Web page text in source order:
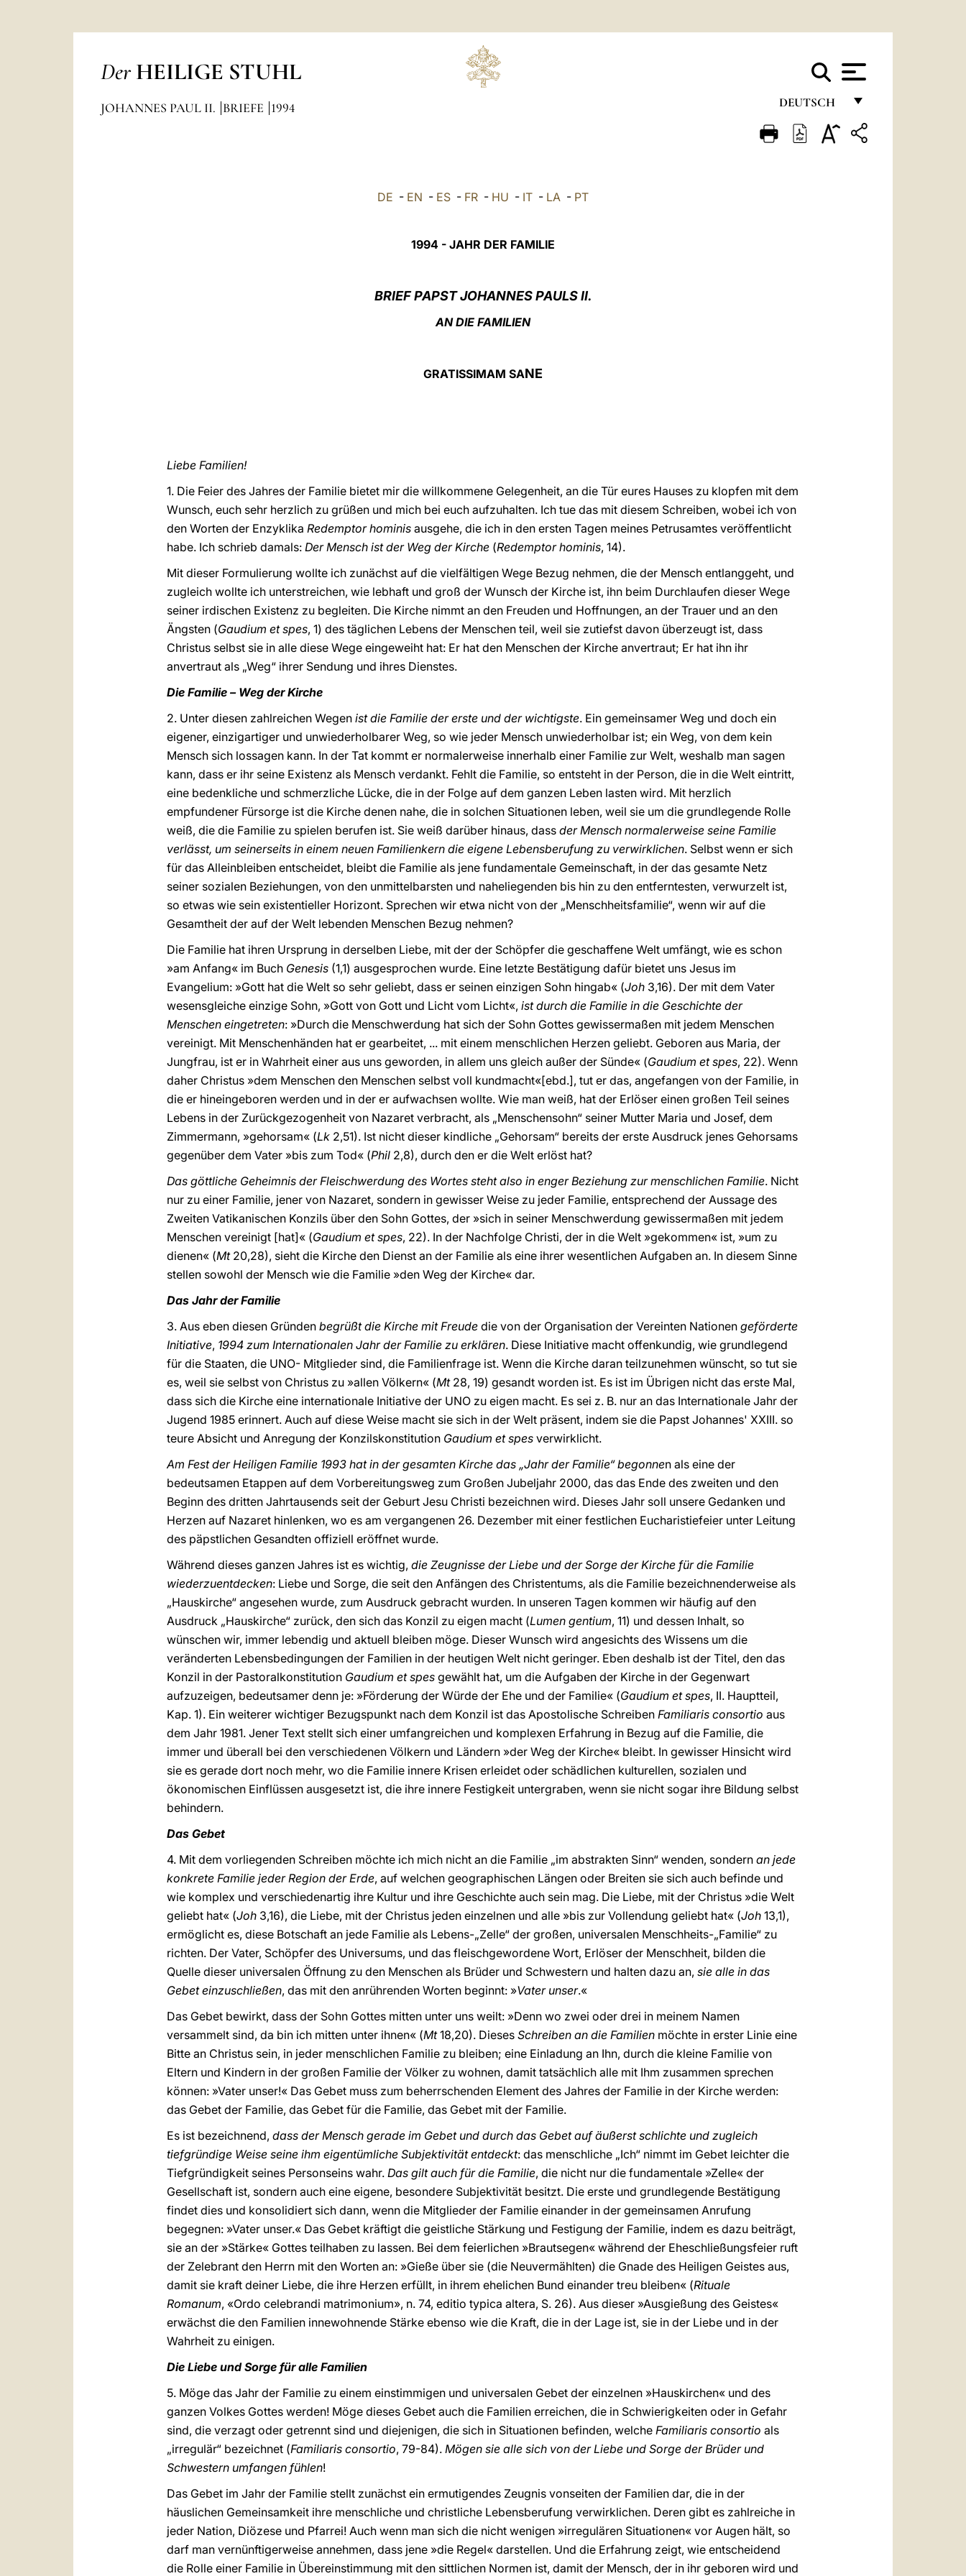
Der HEILIGE STUHL
DEUTSCH
FRANÇAIS
JOHANNES PAUL II. BRIEFE 1994
DE - EN - ES - FR - HU - IT - LA - PT
1994 - JAHR DER FAMILIE
BRIEF PAPST JOHANNES PAULS II.
AN DIE FAMILIEN
GRATISSIMAM SANE
Liebe Familien!
1. Die Feier des Jahres der Familie bietet mir die willkommene Gelegenheit, an die Tür eures Hauses zu klopfen mit dem
Wunsch, euch sehr herzlich zu grüßen und mich bei euch aufzuhalten. Ich tue das mit diesem Schreiben, wobei ich von
den Worten der Enzyklika Redemptor hominis ausgehe, die ich in den ersten Tagen meines Petrusamtes veröffentlicht
habe. Ich schrieb damals: Der Mensch ist der Weg der Kirche (Redemptor hominis, 14).
Mit dieser Formulierung wollte ich zunächst auf die vielfältigen Wege Bezug nehmen, die der Mensch entlanggeht, und
zugleich wollte ich unterstreichen, wie lebhaft und groß der Wunsch der Kirche ist, ihn beim Durchlaufen dieser Wege
seiner irdischen Existenz zu begleiten. Die Kirche nimmt an den Freuden und Hoffnungen, an der Trauer und an den
Ängsten (Gaudium et spes, 1) des täglichen Lebens der Menschen teil, weil sie zutiefst davon überzeugt ist, dass
Christus selbst sie in alle diese Wege eingeweiht hat: Er hat den Menschen der Kirche anvertraut; Er hat ihn ihr
anvertraut als „Weg“ ihrer Sendung und ihres Dienstes.
Die Familie – Weg der Kirche
2. Unter diesen zahlreichen Wegen ist die Familie der erste und der wichtigste. Ein gemeinsamer Weg und doch ein
eigener, einzigartiger und unwiederholbarer Weg, so wie jeder Mensch unwiederholbar ist; ein Weg, von dem kein
Mensch sich lossagen kann. In der Tat kommt er normalerweise innerhalb einer Familie zur Welt, weshalb man sagen
kann, dass er ihr seine Existenz als Mensch verdankt. Fehlt die Familie, so entsteht in der Person, die in die Welt eintritt,
eine bedenkliche und schmerzliche Lücke, die in der Folge auf dem ganzen Leben lasten wird. Mit herzlich
empfundener Fürsorge ist die Kirche denen nahe, die in solchen Situationen leben, weil sie um die grundlegende Rolle
weiß, die die Familie zu spielen berufen ist. Sie weiß darüber hinaus, dass der Mensch normalerweise seine Familie
verlässt, um seinerseits in einem neuen Familienkern die eigene Lebensberufung zu verwirklichen. Selbst wenn er sich
für das Alleinbleiben entscheidet, bleibt die Familie als jene fundamentale Gemeinschaft, in der das gesamte Netz
seiner sozialen Beziehungen, von den unmittelbarsten und naheliegenden bis hin zu den entferntesten, verwurzelt ist,
so etwas wie sein existentieller Horizont. Sprechen wir etwa nicht von der „Menschheitsfamilie“, wenn wir auf die
Gesamtheit der auf der Welt lebenden Menschen Bezug nehmen?
Die Familie hat ihren Ursprung in derselben Liebe, mit der der Schöpfer die geschaffene Welt umfängt, wie es schon
»am Anfang« im Buch Genesis (1,1) ausgesprochen wurde. Eine letzte Bestätigung dafür bietet uns Jesus im
Evangelium: »Gott hat die Welt so sehr geliebt, dass er seinen einzigen Sohn hingab« (Joh 3,16). Der mit dem Vater
wesensgleiche einzige Sohn, »Gott von Gott und Licht vom Licht«, ist durch die Familie in die Geschichte der
Menschen eingetreten: »Durch die Menschwerdung hat sich der Sohn Gottes gewissermaßen mit jedem Menschen
vereinigt. Mit Menschenhänden hat er gearbeitet, ... mit einem menschlichen Herzen geliebt. Geboren aus Maria, der
Jungfrau, ist er in Wahrheit einer aus uns geworden, in allem uns gleich außer der Sünde« (Gaudium et spes, 22). Wenn
daher Christus »dem Menschen den Menschen selbst voll kundmacht«[ebd.], tut er das, angefangen von der Familie, in
die er hineingeboren werden und in der er aufwachsen wollte. Wie man weiß, hat der Erlöser einen großen Teil seines
Lebens in der Zurückgezogenheit von Nazaret verbracht, als „Menschensohn“ seiner Mutter Maria und Josef, dem
Zimmermann, »gehorsam« (Lk 2,51). Ist nicht dieser kindliche „Gehorsam“ bereits der erste Ausdruck jenes Gehorsams
gegenüber dem Vater »bis zum Tod« (Phil 2,8), durch den er die Welt erlöst hat?
Das göttliche Geheimnis der Fleischwerdung des Wortes steht also in enger Beziehung zur menschlichen Familie. Nicht
nur zu einer Familie, jener von Nazaret, sondern in gewisser Weise zu jeder Familie, entsprechend der Aussage des
Zweiten Vatikanischen Konzils über den Sohn Gottes, der »sich in seiner Menschwerdung gewissermaßen mit jedem
Menschen vereinigt [hat]« (Gaudium et spes, 22). In der Nachfolge Christi, der in die Welt »gekommen« ist, »um zu
dienen« (Mt20,28), sieht die Kirche den Dienst an der Familie als eine ihrer wesentlichen Aufgaben an. In diesem Sinne
stellen sowohl der Mensch wie die Familie »den Weg der Kirche« dar.
Das Jahr der Familie
3. Aus eben diesen Gründen begrüßt die Kirche mit Freude die von der Organisation der Vereinten Nationen geförderte
Initiative, 1994 zum Internationalen Jahr der Familie zu erklären. Diese Initiative macht offenkundig, wie grundlegend
für die Staaten, die UNO- Mitglieder sind, die Familienfrage ist. Wenn die Kirche daran teilzunehmen wünscht, so tut sie
es, weil sie selbst von Christus zu »allen Völkern« (Mt28, 19) gesandt worden ist. Es ist im Übrigen nicht das erste Mal,
dass sich die Kirche eine internationale Initiative der UNO zu eigen macht. Es sei z. B. nur an das Internationale Jahr der
Jugend 1985 erinnert. Auch auf diese Weise macht sie sich in der Welt präsent, indem sie die Papst Johannes' XXIII. so
teure Absicht und Anregung der Konzilskonstitution Gaudium et spes verwirklicht.
Am Fest der Heiligen Familie 1993 hat in der gesamten Kirche das „Jahr der Familie“ begonnen als eine der
bedeutsamen Etappen auf dem Vorbereitungsweg zum Großen Jubeljahr 2000, das das Ende des zweiten und den
Beginn des dritten Jahrtausends seit der Geburt Jesu Christi bezeichnen wird. Dieses Jahr soll unsere Gedanken und
Herzen auf Nazaret hinlenken, wo es am vergangenen 26. Dezember mit einer festlichen Eucharistiefeier unter Leitung
des päpstlichen Gesandten offiziell eröffnet wurde.
Während dieses ganzen Jahres ist es wichtig, die Zeugnisse der Liebe und der Sorge der Kirche für die Familie
wiederzuentdecken: Liebe und Sorge, die seit den Anfängen des Christentums, als die Familie bezeichnenderweise als
„Hauskirche“ angesehen wurde, zum Ausdruck gebracht wurden. In unseren Tagen kommen wir häufig auf den
Ausdruck „Hauskirche“ zurück, den sich das Konzil zu eigen macht (Lumen gentium, 11) und dessen Inhalt, so
wünschen wir, immer lebendig und aktuell bleiben möge. Dieser Wunsch wird angesichts des Wissens um die
veränderten Lebensbedingungen der Familien in der heutigen Welt nicht geringer. Eben deshalb ist der Titel, den das
Konzil in der Pastoralkonstitution Gaudium et spes gewählt hat, um die Aufgaben der Kirche in der Gegenwart
aufzuzeigen, bedeutsamer denn je: »Förderung der Würde der Ehe und der Familie« (Gaudium et spes, II. Hauptteil,
Kap. 1). Ein weiterer wichtiger Bezugspunkt nach dem Konzil ist das Apostolische Schreiben Familiaris consortio aus
dem Jahr 1981. Jener Text stellt sich einer umfangreichen und komplexen Erfahrung in Bezug auf die Familie, die
immer und überall bei den verschiedenen Völkern und Ländern »der Weg der Kirche« bleibt. In gewisser Hinsicht wird
sie es gerade dort noch mehr, wo die Familie innere Krisen erleidet oder schädlichen kulturellen, sozialen und
ökonomischen Einflüssen ausgesetzt ist, die ihre innere Festigkeit untergraben, wenn sie nicht sogar ihre Bildung selbst
behindern.
Das Gebet
4. Mit dem vorliegenden Schreiben möchte ich mich nicht an die Familie „im abstrakten Sinn“ wenden, sondern an jede
konkrete Familie jeder Region der Erde, auf welchen geographischen Längen oder Breiten sie sich auch befinde und
wie komplex und verschiedenartig ihre Kultur und ihre Geschichte auch sein mag. Die Liebe, mit der Christus »die Welt
geliebt hat« (Joh 3,16), die Liebe, mit der Christus jeden einzelnen und alle »bis zur Vollendung geliebt hat« (Joh 13,1),
ermöglicht es, diese Botschaft an jede Familie als Lebens-„Zelle“ der großen, universalen Menschheits-„Familie“ zu
richten. Der Vater, Schöpfer des Universums, und das fleischgewordene Wort, Erlöser der Menschheit, bilden die
Quelle dieser universalen Öffnung zu den Menschen als Brüder und Schwestern und halten dazu an, sie alle in das
Gebet einzuschließen, das mit den anrührenden Worten beginnt: »Vater unser.«
Das Gebet bewirkt, dass der Sohn Gottes mitten unter uns weilt: »Denn wo zwei oder drei in meinem Namen
versammelt sind, da bin ich mitten unter ihnen« (Mt18,20). Dieses Schreiben an die Familien möchte in erster Linie eine
Bitte an Christus sein, in jeder menschlichen Familie zu bleiben; eine Einladung an Ihn, durch die kleine Familie von
Eltern und Kindern in der großen Familie der Völker zu wohnen, damit tatsächlich alle mit Ihm zusammen sprechen
können: »Vater unser!« Das Gebet muss zum beherrschenden Element des Jahres der Familie in der Kirche werden:
das Gebet der Familie, das Gebet für die Familie, das Gebet mit der Familie.
Es ist bezeichnend, dass der Mensch gerade im Gebet und durch das Gebet auf äußerst schlichte und zugleich
tiefgründige Weise seine ihm eigentümliche Subjektivität entdeckt: das menschliche „Ich“ nimmt im Gebet leichter die
Tiefgründigkeit seines Personseins wahr. Das gilt auch für die Familie, die nicht nur die fundamentale »Zelle« der
Gesellschaft ist, sondern auch eine eigene, besondere Subjektivität besitzt. Die erste und grundlegende Bestätigung
findet dies und konsolidiert sich dann, wenn die Mitglieder der Familie einander in der gemeinsamen Anrufung
begegnen: »Vater unser.« Das Gebet kräftigt die geistliche Stärkung und Festigung der Familie, indem es dazu beiträgt,
sie an der »Stärke« Gottes teilhaben zu lassen. Bei dem feierlichen »Brautsegen« während der Eheschließungsfeier ruft
der Zelebrant den Herrn mit den Worten an: »Gieße über sie (die Neuvermählten) die Gnade des Heiligen Geistes aus,
damit sie kraft deiner Liebe, die ihre Herzen erfüllt, in ihrem ehelichen Bund einander treu bleiben« (Rituale
Romanum, «Ordo celebrandi matrimonium», n. 74, editio typica altera, S. 26). Aus dieser »Ausgießung des Geistes«
erwächst die den Familien innewohnende Stärke ebenso wie die Kraft, die in der Lage ist, sie in der Liebe und in der
Wahrheit zu einigen.
Die Liebe und Sorge für alle Familien
5. Möge das Jahr der Familie zu einem einstimmigen und universalen Gebet der einzelnen »Hauskirchen« und des
ganzen Volkes Gottes werden! Möge dieses Gebet auch die Familien erreichen, die in Schwierigkeiten oder in Gefahr
sind, die verzagt oder getrennt sind und diejenigen, die sich in Situationen befinden, welche Familiaris consortio als
„irregulär“ bezeichnet (Familiaris consortio, 79-84). Mögen sie alle sich von der Liebe und Sorge der Brüder und
Schwestern umfangen fühlen!
Das Gebet im Jahr der Familie stellt zunächst ein ermutigendes Zeugnis vonseiten der Familien dar, die in der
häuslichen Gemeinsamkeit ihre menschliche und christliche Lebensberufung verwirklichen. Deren gibt es zahlreiche in
jeder Nation, Diözese und Pfarrei! Auch wenn man sich die nicht wenigen »irregulären Situationen« vor Augen hält, so
darf man vernünftigerweise annehmen, dass jene »die Regel« darstellen. Und die Erfahrung zeigt, wie entscheidend
die Rolle einer Familie in Übereinstimmung mit den sittlichen Normen ist, damit der Mensch, der in ihr geboren wird und